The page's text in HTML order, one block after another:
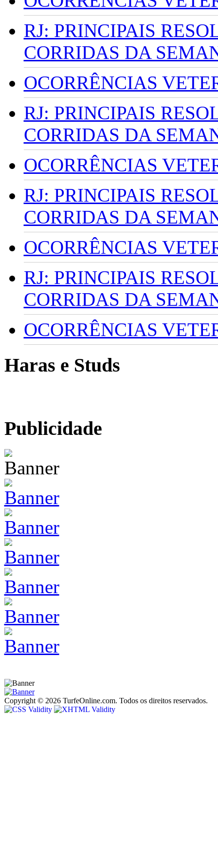
RJ: PRINCIPAIS
CORRIDAS DA
OCORRÊNCIAS
RJ: PRINCIPAIS
CORRIDAS DA
OCORRÊNCIAS
RJ: PRINCIPAIS
CORRIDAS DA
OCORRÊNCIAS
RJ: PRINCIPAIS
CORRIDAS DA
OCORRÊNCIAS
Haras e Studs
Publicidade
Copyright © 2026 TurfeOnline.com. Todos os direitos reservados.